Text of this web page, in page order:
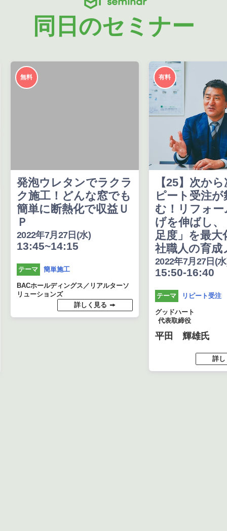
同日のセミナー
無料
発泡ウレタンでラクラ
ク施工！どんな窓でも
簡単に断熱化で収益Ｕ
Ｐ
2022年7月27日(水)
13:45~14:15
テーマ 簡単施工
BACホールディングス／リアルターソ
リューションズ
詳しく見る
有料
【25】次か
ピート受注が
む！リフォ
げを伸ばし、
足度」を最大
社職人の育成
2022年7月27日(
15:50-16:40
テーマ リピート受注
グッドハート
代表取締役
平田 輝雄氏
詳